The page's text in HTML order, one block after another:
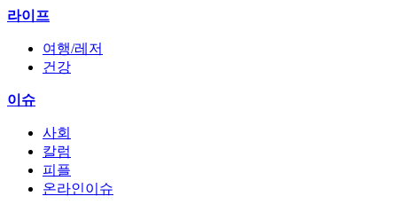
라이프
여행/레저
건강
이슈
사회
칼럼
피플
온라인이슈